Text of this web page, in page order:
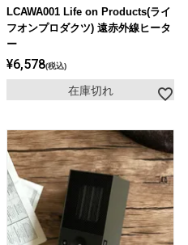
LCAWA001 Life on Products(ライ
フオンプロダクツ) 遠赤外線ヒータ
ー
¥6,578 税込
在庫切れ